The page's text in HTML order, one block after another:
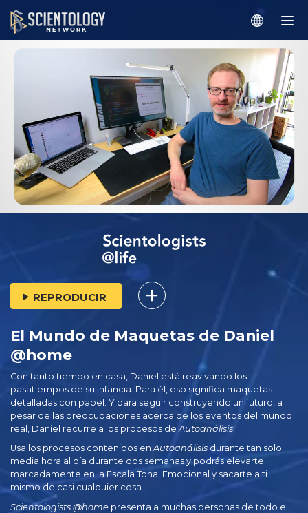
REPRODUCIR
El Mundo de Maquetas de Daniel
@home
Con tanto tiempo en casa, Daniel está reavivando los
pasatiempos de su infancia. Para él, eso significa maquetas
detalladas con papel. Y para seguir construyendo un futuro, a
pesar de las preocupaciones acerca de los eventos del mundo
real, Daniel recurre a los procesos de Autoanálisis
Usa los procesos contenidos enAutoanálisis durante tan solo
media hora al día durante dos semanas y podrás elevarte
marcadamente en la Escala Tonal Emocional y sacarte a ti
mismo de casi cualquier cosa.
Scientologists @home presenta a muchas personas de todo el